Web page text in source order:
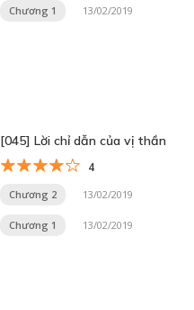
Chương 1 13/02/2019
[045] Lời chỉ dẫn của vị thần
4
Chương 2 13/02/2019
Chương 1 13/02/2019